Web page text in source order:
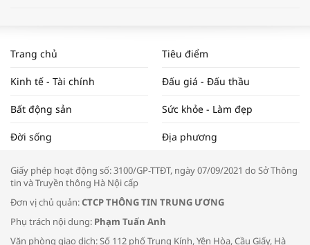
NAM NĂM 2024 VÀ NĂM 2025 | NHỊP
ĐẬP THỊ TRƯỜNG #62
Tọa đàm “Xúc tiến thương mại: Khơi
Bác sĩ tư vấn cách phòng tránh bệnh
Trang chủ Tiêu điểm
Kinh tế - Tài chính Đấu giá - Đấu thầu
Bất động sản Sức khỏe - Làm đẹp
Đời sống Địa phương
Giấy phép hoạt động số: 3100/GP-TTĐT, ngày 07/09/2021 do Sở Thông
tin và Truyền thông Hà Nội cấp
Đơn vị chủ quản:CTCP THÔNG TIN TRUNG ƯƠNG
Phụ trách nội dung: Phạm Tuấn Anh
Văn phòng giao dịch: Số 112 phố Trung Kính, Yên Hòa, Cầu Giấy, Hà